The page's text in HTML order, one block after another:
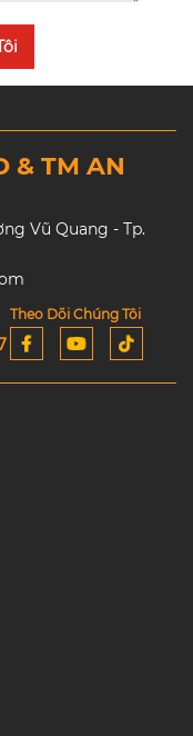
& TM AN
Vũ Quang - Tp.
Theo Dõi Chúng Tôi